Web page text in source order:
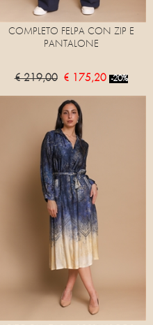
COMPLETO FELPA CON ZIP E
PANTALONE
€ 219,00 € 175,20 -20%